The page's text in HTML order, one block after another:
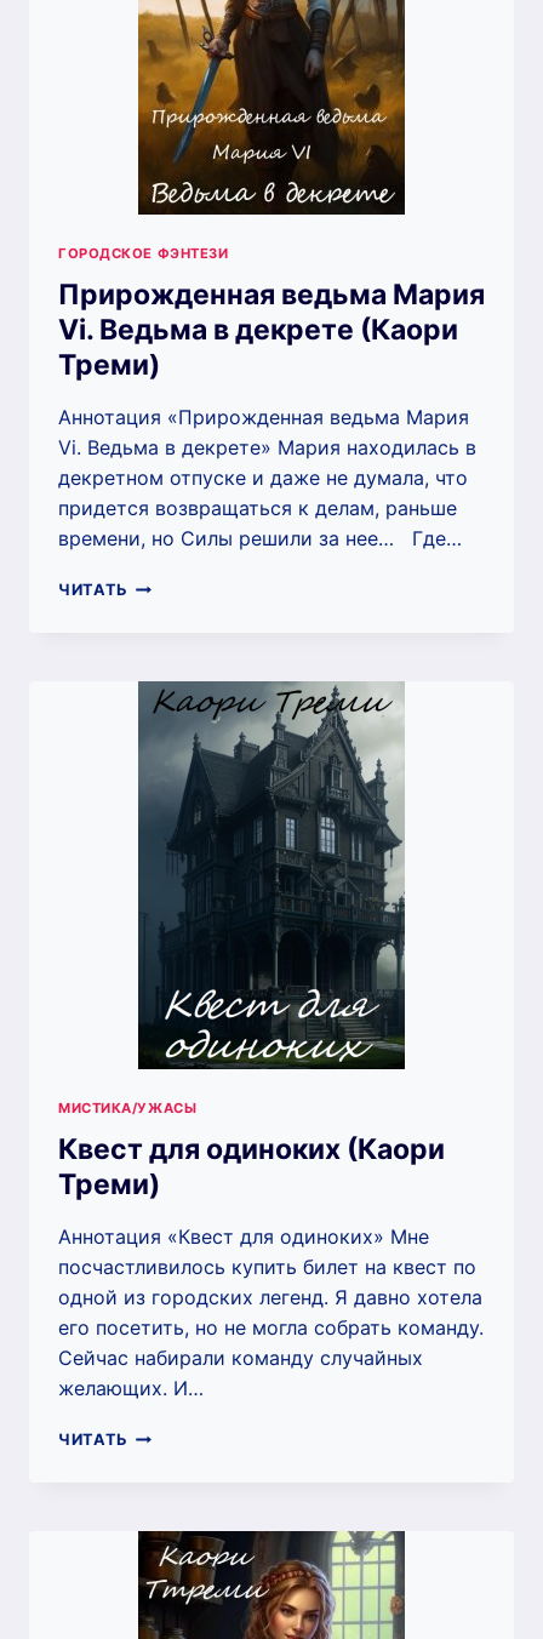
ГОРОДСКОЕ ФЭНТЕЗИ
Прирожденная ведьма Мария
Vi. Ведьма в декрете (Каори
Треми)
Аннотация «Прирожденная ведьма Мария
Vi. Ведьма в декрете» Мария находилась в
декретном отпуске и даже не думала, что
придется возвращаться к делам, раньше
времени, но Силы решили за нее… Где…
ЧИТАТЬ ПРИРОЖДЕННАЯ
ВЕДЬМА
ДЕКРЕТЕ
(КАОРИ
ТРЕМИ)
МИСТИКА/УЖАСЫ
Квест для одиноких (Каори
Треми)
Аннотация «Квест для одиноких» Мне
посчастливилось купить билет на квест по
одной из городских легенд. Я давно хотела
его посетить, но не могла собрать команду.
Сейчас набирали команду случайных
желающих. И…
ЧИТАТЬ КВЕСТ
ТРЕМИ)